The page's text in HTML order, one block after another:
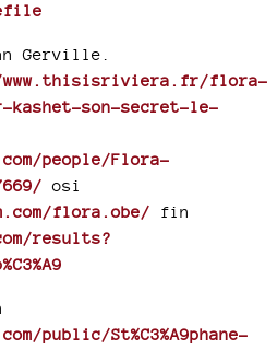
Gerville.
flora-
son-secret-le-
people/Flora-
osi
flora.obe/ fin
results?
public/St%C3%A9phane-